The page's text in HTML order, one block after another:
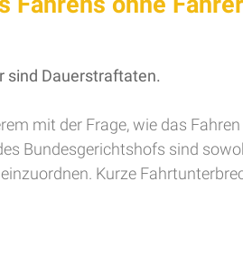
sind Dauerstraftaten.
mit der Frage, wie das
Bundesgerichtshofs sind
Kurze